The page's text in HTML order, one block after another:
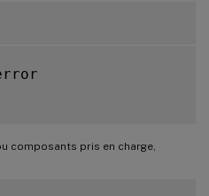
composants pris en charge,